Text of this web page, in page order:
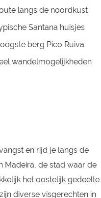
langs de noordkust
Santana huisjes
berg Pico Ruiva
wandelmogelijkheden
en rijd je langs de
Madeira, de stad waar de
het oostelijk gedeelte
diverse visgerechten in